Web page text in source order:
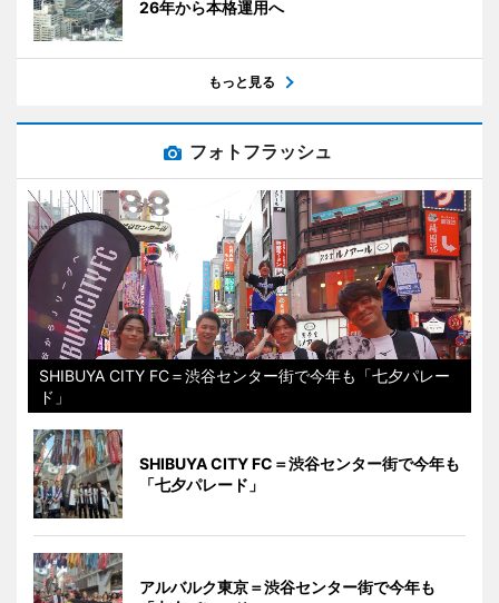
26年から本格運用へ
もっと見る
フォトフラッシュ
SHIBUYA CITY FC＝渋谷センター街で今年も「七夕パレー
ド」
SHIBUYA CITY FC＝渋谷センター街で今年も
「七夕パレード」
アルバルク東京＝渋谷センター街で今年も